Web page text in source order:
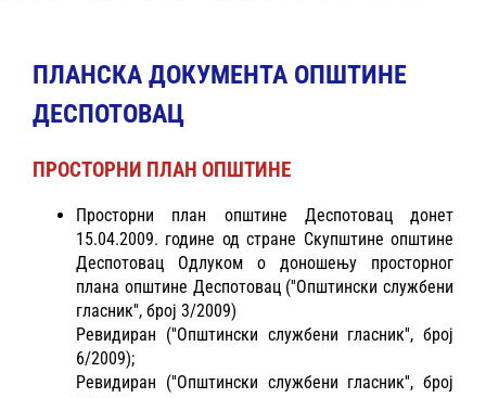
ПЛАНСКА ДОКУМЕНТА ОПШТИНЕ
ДЕСПОТОВАЦ
ПРОСТОРНИ ПЛАН ОПШТИНЕ
Просторни план општине Деспотовац донет
15.04.2009. године од стране Скупштине општине
Деспотовац Одлуком о доношењу просторног
плана општине Деспотовац (''Општински службени
гласник'', број 3/2009)
Ревидиран (''Општински службени гласник'', број
6/2009);
Ревидиран (''Општински службени гласник'', број